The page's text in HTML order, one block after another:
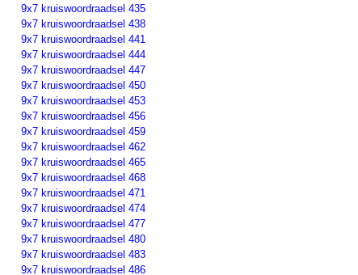
9x7 kruiswoordraadsel 435
9x7 kruiswoordraadsel 438
9x7 kruiswoordraadsel 441
9x7 kruiswoordraadsel 444
9x7 kruiswoordraadsel 447
9x7 kruiswoordraadsel 450
9x7 kruiswoordraadsel 453
9x7 kruiswoordraadsel 456
9x7 kruiswoordraadsel 459
9x7 kruiswoordraadsel 462
9x7 kruiswoordraadsel 465
9x7 kruiswoordraadsel 468
9x7 kruiswoordraadsel 471
9x7 kruiswoordraadsel 474
9x7 kruiswoordraadsel 477
9x7 kruiswoordraadsel 480
9x7 kruiswoordraadsel 483
9x7 kruiswoordraadsel 486